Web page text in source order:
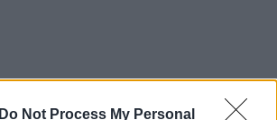
Do Not Process My Personal